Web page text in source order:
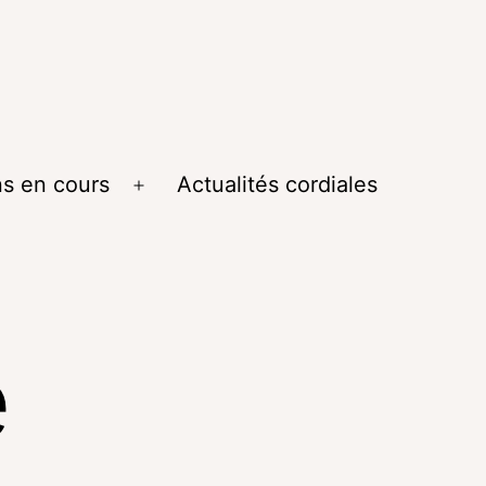
en cours Actualités cordiales